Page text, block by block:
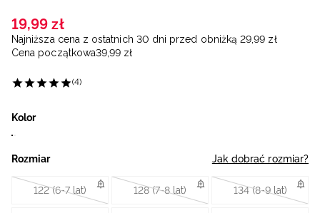
19,99 zł
Najniższa cena z ostatnich 30 dni przed obniżką 29,99 zł
Cena początkowa39,99 zł
(4)
Kolor
Rozmiar Jak dobrać rozmiar?
122 (6-7 lat) 128 (7-8 lat) 134 (8-9 lat)